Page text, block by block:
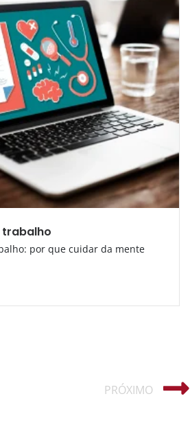
trabalho
por que cuidar da mente
PRÓXIMO